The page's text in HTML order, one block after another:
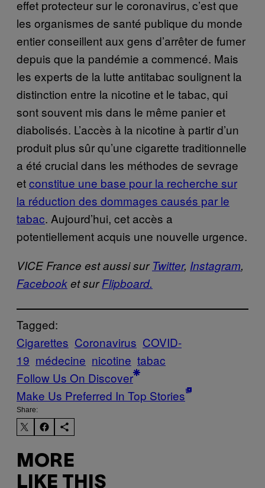
effet protecteur sur le coronavirus, c’est que
les organismes de santé publique du monde
entier conseillent aux gens d’arrêter de fumer
depuis que la pandémie a commencé. Mais
les experts de la lutte antitabac soulignent la
distinction entre la nicotine et le tabac, qui
sont souvent mis dans le même panier et
diabolisés. L’accès à la nicotine à partir d’un
produit plus sûr qu’une cigarette traditionnelle
a été crucial dans les méthodes de sevrage
etconstitue une base pour la recherche sur
la réduction des dommages causés par le
tabac. Aujourd’hui, cet accès a
potentiellement acquis une nouvelle urgence.
VICE France est aussi surTwitter, Instagram,
Facebooket surFlipboard.
Tagged:
Cigarettes Coronavirus COVID-
19 médecine nicotine tabac
Follow Us On Discover
Make Us Preferred In Top Stories
Share:
MORE
LIKE THIS